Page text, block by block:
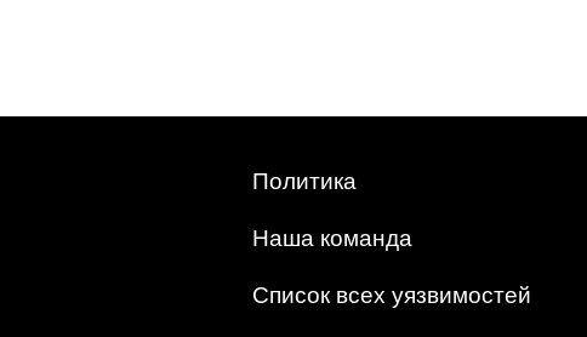
Политика
Наша команда
Список всех уязвимостей